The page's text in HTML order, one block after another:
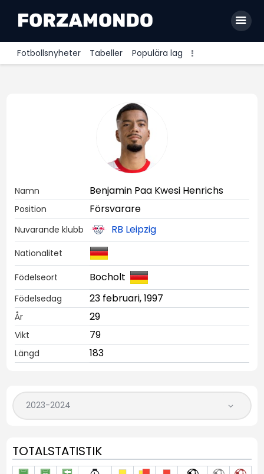
Fotbollsnyheter Tabeller Populära lag
Premier League
Ligue 1
Namn Benjamin Paa Kwesi Henrichs
Position Försvarare
Nuvarande klubb RB Leipzig
Nationalitet
Födelseort Bocholt
Födelsedag 23 februari, 1997
År 29
Vikt 79
Längd 183
TOTALSTATISTIK